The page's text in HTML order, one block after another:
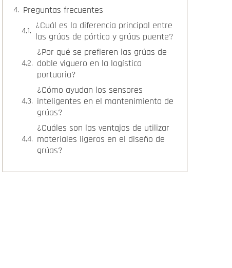
Preguntas frecuentes
¿Cuál es la diferencia principal entre
las grúas de pórtico y grúas puente?
¿Por qué se prefieren las grúas de
doble viguero en la logística
portuaria?
¿Cómo ayudan los sensores
inteligentes en el mantenimiento de
grúas?
¿Cuáles son las ventajas de utilizar
materiales ligeros en el diseño de
grúas?